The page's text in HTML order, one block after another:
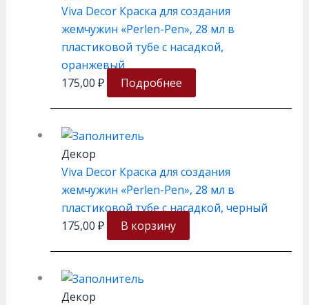
Viva Decor Краска для создания
жемчужин «Perlen-Pen», 28 мл в
пластиковой тубе с насадкой,
оранжевый
175,00 ₽ Подробнее
Декор
Viva Decor Краска для создания
жемчужин «Perlen-Pen», 28 мл в
пластиковой тубе с насадкой, черный
175,00 ₽ В корзину
Декор